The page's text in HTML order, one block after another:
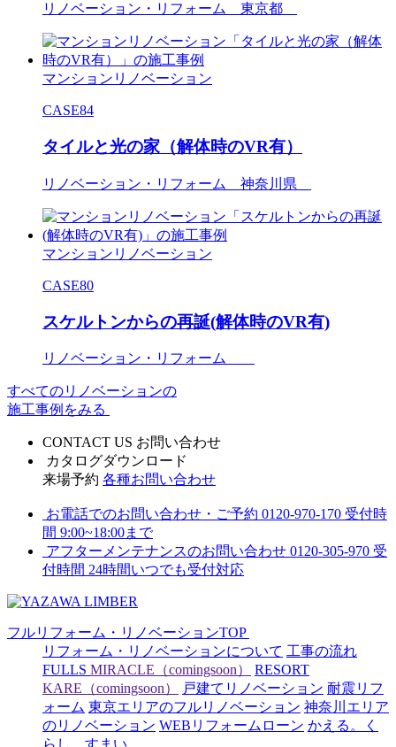
リノベーション・リフォーム 東京都
マンションリノベーション
CASE84
タイルと光の家（解体時のVR有）
リノベーション・リフォーム 神奈川県
マンションリノベーション
CASE80
スケルトンからの再誕(解体時のVR有)
リノベーション・リフォーム
すべてのリノベーションの
施工事例をみる
CONTACT US お問い合わせ
カタログダウンロード
来場予約 各種お問い合わせ
お電話でのお問い合わせ・ご予約 0120-970-170 受付時
間 9:00~18:00まで
アフターメンテナンスのお問い合わせ 0120-305-970 受
付時間 24時間いつでも受付対応
フルリフォーム・リノベーションTOP
リフォーム・リノベーションについて 工事の流れ
FULLS MIRACLE（comingsoon）
RESORT
KARE（comingsoon）
戸建てリノベーション 耐震リフ
ォーム 東京エリアのフルリノベーション 神奈川エリア
のリノベーション WEBリフォームローン かえる。く